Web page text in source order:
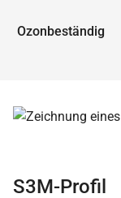
Ozonbeständig
S3M-Profil